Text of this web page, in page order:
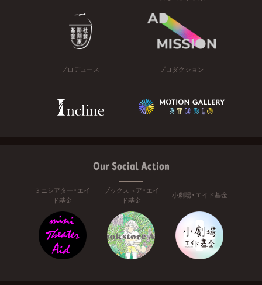
プロデュース プロダクション
Our Social Action
ミニシアター・エイ
ド基金
ブックストア・エイ
ド基金
小劇場・エイド基金